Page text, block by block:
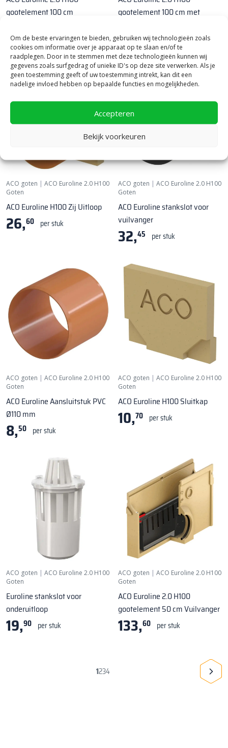
Om de beste ervaringen te bieden, gebruiken wij technologieën zoals
cookies om informatie over je apparaat op te slaan en/of te
raadplegen. Door in te stemmen met deze technologieën kunnen wij
gegevens zoals surfgedrag of unieke ID's op deze site verwerken. Als je
geen toestemming geeft of uw toestemming intrekt, kan dit een
nadelige invloed hebben op bepaalde functies en mogelijkheden.
Accepteren
Bekijk voorkeuren
gootelement 100 cm
gootelement 100 cm met
44,55 per stuk
ACO goten | ACO Euroline 2.0 H100
Goten
ACO Euroline H100 Zij Uitloop
26,60 per stuk
ACO goten | ACO Euroline 2.0 H100
Goten
ACO Euroline stankslot voor
vuilvanger
32,45 per stuk
ACO goten | ACO Euroline 2.0 H100
Goten
ACO Euroline Aansluitstuk PVC
Ø110 mm
8,50 per stuk
ACO goten | ACO Euroline 2.0 H100
Goten
ACO Euroline H100 Sluitkap
10,70 per stuk
ACO goten | ACO Euroline 2.0 H100
Goten
Euroline stankslot voor
onderuitloop
19,90 per stuk
ACO goten | ACO Euroline 2.0 H100
Goten
ACO Euroline 2.0 H100
gootelement 50 cm Vuilvanger
133,60 per stuk
1234